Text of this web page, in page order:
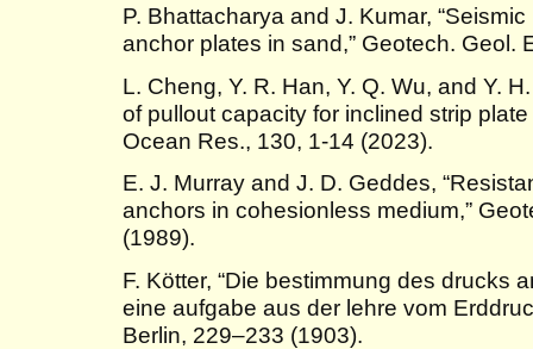
P. Bhattacharya and J. Kumar,
anchor plates in sand,” Geotech. Geol.
L. Cheng, Y. R. Han, Y. Q. Wu, and Y.
of pullout capacity for inclined strip
Ocean Res., 130, 1-14 (2023).
E. J. Murray and J. D. Geddes,
anchors in cohesionless medium,”
(1989).
F. Kötter, “Die bestimmung des drucks
eine aufgabe aus der lehre vom
Berlin, 229–233 (1903).